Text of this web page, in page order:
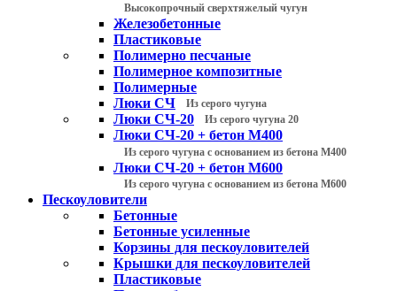
Высокопрочный сверхтяжелый чугун
Железобетонные
Пластиковые
Полимерно песчаные
Полимерное композитные
Полимерные
Люки СЧ
Из серого чугуна
Люки СЧ-20 Из серого чугуна 20
Люки СЧ-20 + бетон М400
Из серого чугуна с основанием из бетона М400
Люки СЧ-20 + бетон М600
Из серого чугуна с основанием из бетона М600
Пескоуловители
Бетонные
Бетонные усиленные
Корзины для пескоуловителей
Крышки для пескоуловителей
Пластиковые